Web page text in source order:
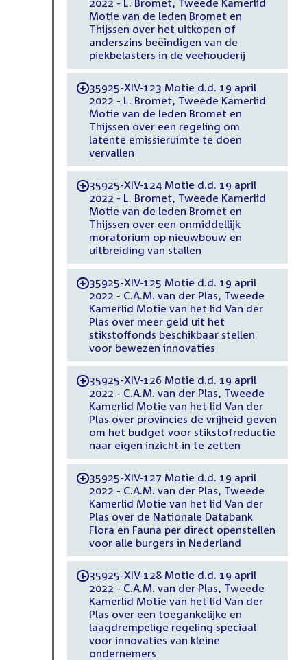
2022 - L. Bromet, Tweede Kamerlid
Motie van de leden Bromet en
Thijssen over het uitkopen of
anderszins beëindigen van de
piekbelasters in de veehouderij
-35925-XIV-123 Motie d.d. 19 april
2022 - L. Bromet, Tweede Kamerlid
Motie van de leden Bromet en
Thijssen over een regeling om
latente emissieruimte te doen
vervallen
-35925-XIV-124 Motie d.d. 19 april
2022 - L. Bromet, Tweede Kamerlid
Motie van de leden Bromet en
Thijssen over een onmiddellijk
moratorium op nieuwbouw en
uitbreiding van stallen
-35925-XIV-125 Motie d.d. 19 april
2022 - C.A.M. van der Plas, Tweede
Kamerlid Motie van het lid Van der
Plas over meer geld uit het
stikstoffonds beschikbaar stellen
voor bewezen innovaties
-35925-XIV-126 Motie d.d. 19 april
2022 - C.A.M. van der Plas, Tweede
Kamerlid Motie van het lid Van der
Plas over provincies de vrijheid geven
om het budget voor stikstofreductie
naar eigen inzicht in te zetten
-35925-XIV-127 Motie d.d. 19 april
2022 - C.A.M. van der Plas, Tweede
Kamerlid Motie van het lid Van der
Plas over de Nationale Databank
Flora en Fauna per direct openstellen
voor alle burgers in Nederland
-35925-XIV-128 Motie d.d. 19 april
2022 - C.A.M. van der Plas, Tweede
Kamerlid Motie van het lid Van der
Plas over een toegankelijke en
laagdrempelige regeling speciaal
voor innovaties van kleine
ondernemers